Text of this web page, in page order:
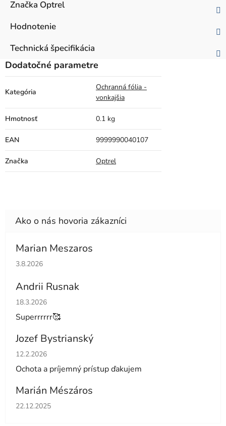
Značka Optrel
Hodnotenie
Technická špecifikácia
Dodatočné parametre
Kategória
Ochranná fólia -
vonkajšia
Hmotnosť 0.1 kg
EAN 9999990040107
Značka Optrel
Marian Meszaros
Hodnotenie obchodu je 5 z 5 hviezdičiek.
3.8.2026
Andrii Rusnak
Hodnotenie obchodu je 5 z 5 hviezdičiek.
18.3.2026
Superrrrrr🥰
Jozef Bystrianský
Hodnotenie obchodu je 5 z 5 hviezdičiek.
12.2.2026
Ochota a príjemný prístup ďakujem
Marián Mészáros
Hodnotenie obchodu je 5 z 5 hviezdičiek.
22.12.2025